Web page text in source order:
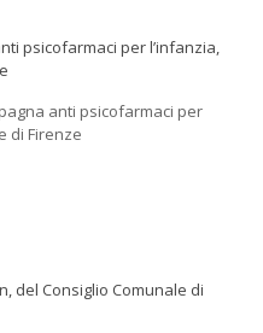
psicofarmaci per l’infanzia,
anti psicofarmaci per
di Firenze
del Consiglio Comunale di